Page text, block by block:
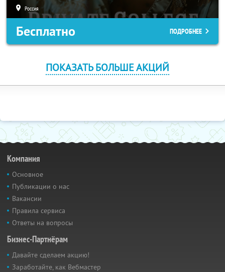
Россия
Бесплатно ПОДРОБНЕЕ
ПОКАЗАТЬ БОЛЬШЕ АКЦИЙ
Компания
Основное
Публикации о нас
Вакансии
Правила сервиса
Ответы на вопросы
Бизнес-Партнёрам
Давайте сделаем акцию!
Заработайте, как Вебмастер